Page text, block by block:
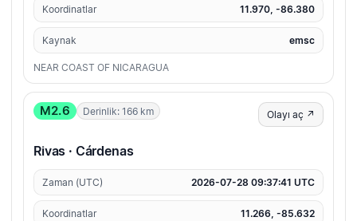
Koordinatlar 11.970, -86.380
Kaynak emsc
NEAR COAST OF NICARAGUA
M2.6 Derinlik: 166 km Olayı aç ↗
Rivas · Cárdenas
Zaman (UTC) 2026-07-28 09:37:41 UTC
Koordinatlar 11.266, -85.632